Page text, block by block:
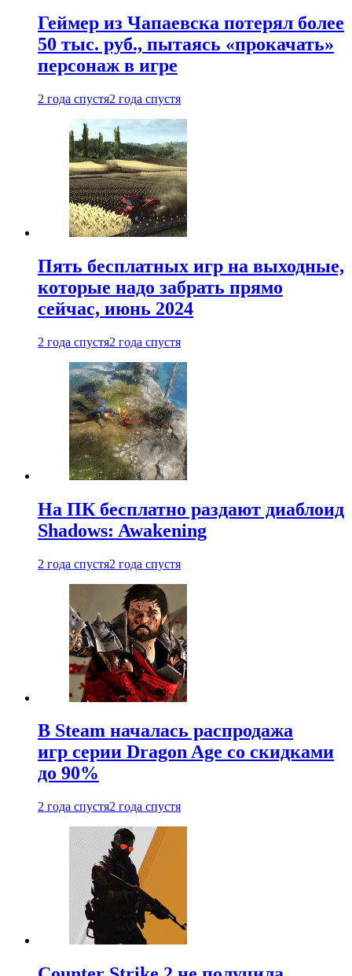
Геймер из Чапаевска потерял более
50 тыс. руб., пытаясь «прокачать»
персонаж в игре
2 года спустя2 года спустя
Пять бесплатных игр на выходные,
которые надо забрать прямо
сейчас, июнь 2024
2 года спустя2 года спустя
На ПК бесплатно раздают диаблоид
Shadows: Awakening
2 года спустя2 года спустя
В Steam началась распродажа
игр серии Dragon Age со скидками
до 90%
2 года спустя2 года спустя